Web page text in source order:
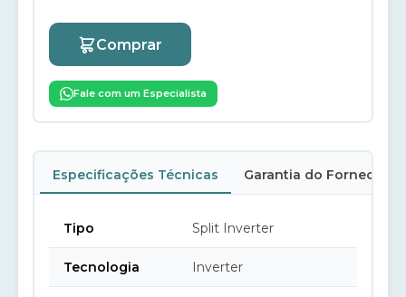
Comprar
Fale com um Especialista
Especificações Técnicas Garantia do Fornecedor
Tipo Split Inverter
Tecnologia Inverter